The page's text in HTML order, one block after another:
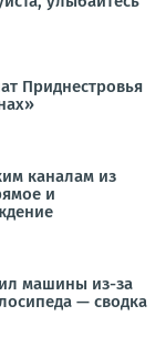
Приднестровья
каналам из
и
машины из-за
— сводка